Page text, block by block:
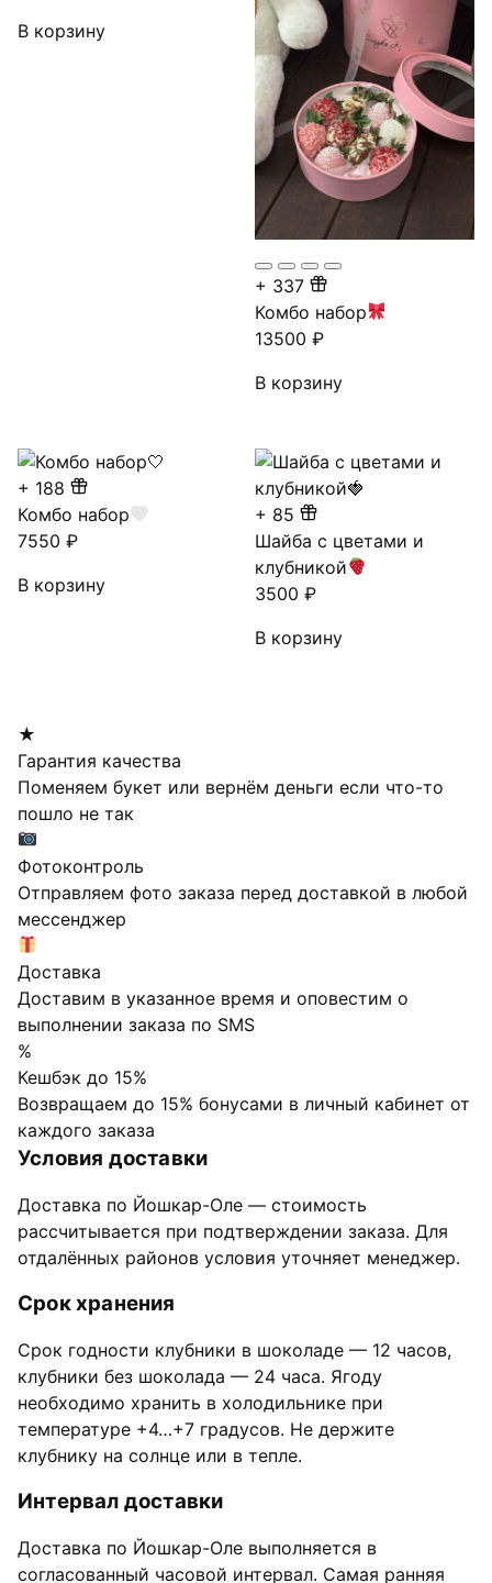
В корзину
+ 337
Комбо набор
13500₽
В корзину
+ 188
Комбо набор
7550 ₽
В корзину
+ 85
Шайба с цветами и
клубникой
3500₽
В корзину
★
Гарантия качества
Поменяем букет или вернём деньги если что-то
пошло не так
Фотоконтроль
Отправляем фото заказа перед доставкой в любой
мессенджер
Доставка
Доставим в указанное время и оповестим о
выполнении заказа по SMS
%
Кешбэк до 15%
Возвращаем до 15% бонусами в личный кабинет от
каждого заказа
Условия доставки
Доставка по Йошкар-Оле — стоимость
рассчитывается при подтверждении заказа. Для
отдалённых районов условия уточняет менеджер.
Срок хранения
Срок годности клубники в шоколаде — 12 часов,
клубники без шоколада — 24 часа. Ягоду
необходимо хранить в холодильнике при
температуре +4…+7 градусов. Не держите
клубнику на солнце или в тепле.
Интервал доставки
Доставка по Йошкар-Оле выполняется в
согласованный часовой интервал. Самая ранняя